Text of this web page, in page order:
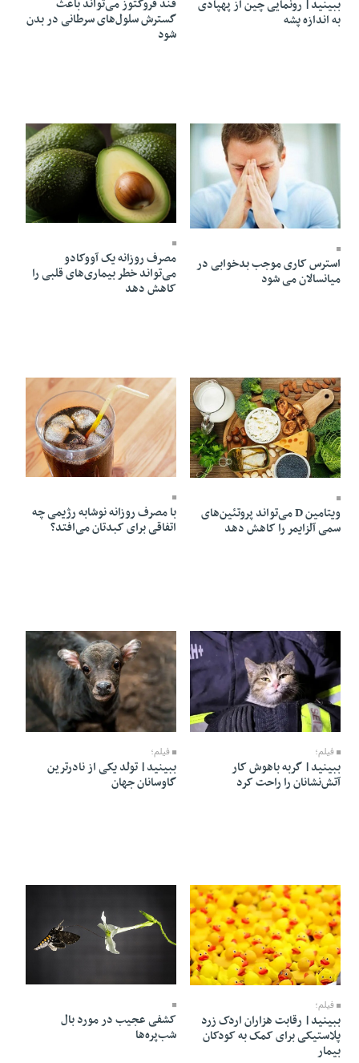
ببینید| رونمایی چین از پهپادی
به اندازه پشه
قند فروکتوز می‌تواند باعث
گسترش سلول‌های سرطانی در بدن
شود
13 Mordad 1405 - 08:59
استرس کاری موجب بدخوابی در
میانسالان می شود
13 Mordad 1405 - 08:55
مصرف روزانه یک آووکادو
می‌تواند خطر بیماری‌های قلبی را
کاهش دهد
13 Mordad 1405 - 08:53
ویتامین D می‌تواند پروتئین‌های
سمی آلزایمر را کاهش دهد
13 Mordad 1405 - 08:51
با مصرف روزانه نوشابه رژیمی چه
اتفاقی برای کبدتان می‌افتد؟
13 Mordad 1405 - 06:38
فیلم؛
ببینید| گربه باهوش کار
آتش‌نشانان را راحت کرد
13 Mordad 1405 - 06:33
فیلم؛
ببینید| تولد یکی از نادرترین
گاوسانان جهان
13 Mordad 1405 - 06:29
فیلم؛
ببینید| رقابت هزاران اردک زرد
پلاستیکی برای کمک به کودکان
بیمار
کشفی عجیب در مورد بال
شب‌پره‌ها